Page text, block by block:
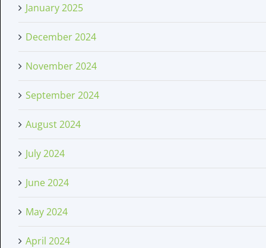
January 2025
December 2024
November 2024
September 2024
August 2024
July 2024
June 2024
May 2024
April 2024